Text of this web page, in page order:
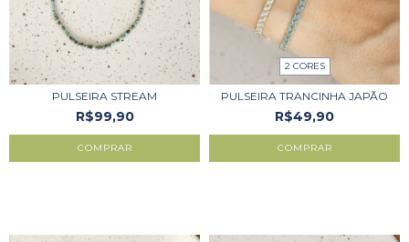
PULSEIRA STREAM
R$99,90
2 CORES
PULSEIRA TRANCINHA JAPÃO
R$49,90
COMPRAR